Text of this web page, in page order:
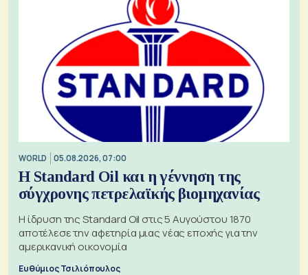
WORLD 05.08.2026, 07:00
Η Standard Oil και η γέννηση της
σύγχρονης πετρελαϊκής βιομηχανίας
Η ίδρυση της Standard Oil στις 5 Αυγούστου 1870
αποτέλεσε την αφετηρία μιας νέας εποχής για την
αμερικανική οικονομία
Ευθύμιος Τσιλιόπουλος